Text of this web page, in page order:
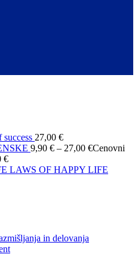
27,00 €
9,90 € – 27,00 €Cenovni
€
LAWS OF HAPPY LIFE
in delovanja